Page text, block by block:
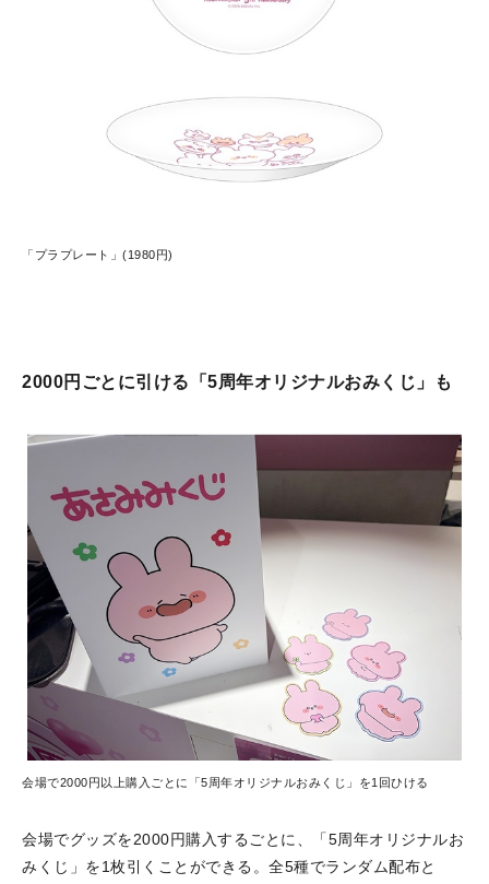
「プラプレート」(1980円)
2000円ごとに引ける「5周年オリジナルおみくじ」も
会場で2000円以上購入ごとに「5周年オリジナルおみくじ」を1回ひける
会場でグッズを2000円購入するごとに、「5周年オリジナルお
みくじ」を1枚引くことができる。全5種でランダム配布と